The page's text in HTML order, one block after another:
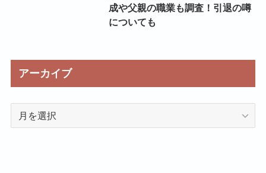
成や父親の職業も調査！引退の噂
についても
アーカイブ